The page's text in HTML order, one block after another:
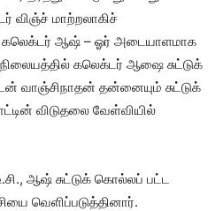
விஞ்ச் மாற்றலாகிச்
கலெக்டர் ஆஷ் – ஓர் அடையாளமாக
கலெக்டர் ஆஷை சுட்டுக்
வாஞ்சிநாதன் தன்னையும் சுட்டுக்
விடுதலை வேள்வியில்
ஆஷ் சுட்டுக் கொல்லப் பட்ட
வெளிப்படுத்தினார்.